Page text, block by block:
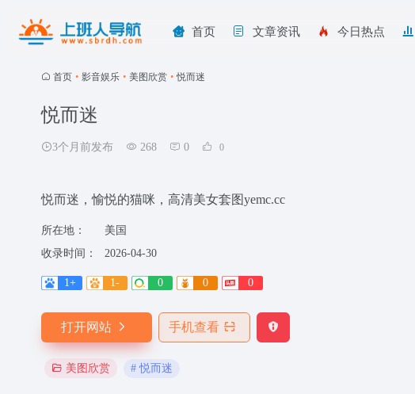
首页 文章资讯 今日热点
首页 • 影音娱乐 • 美图欣赏 • 悦而迷
悦而迷
3个月前发布 268 0 0
悦而迷，愉悦的猫咪，高清美女套图yemc.cc
所在地：
美国
收录时间：
2026-04-30
1+ 1- 0 0 0
打开网站 手机查看
美图欣赏 # 悦而迷